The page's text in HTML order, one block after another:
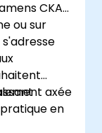
CKA
ou sur
axée
en